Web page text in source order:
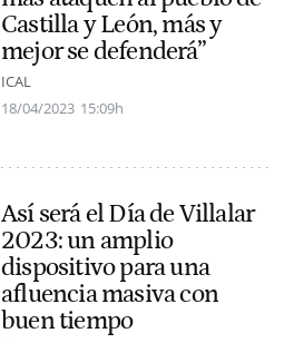
Castilla y León, más y
mejor se defenderá”
ICAL
18/04/2023 15:09h
Así será el Día de Villalar
2023: un amplio
dispositivo para una
afluencia masiva con
buen tiempo